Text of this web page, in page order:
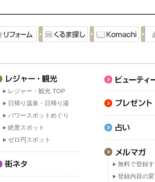
レジャー・観光 TOP
日帰り温泉・日帰り湯
パワースポットめぐり
絶景スポット
ゼロ円スポット
無料で登録
登録内容の